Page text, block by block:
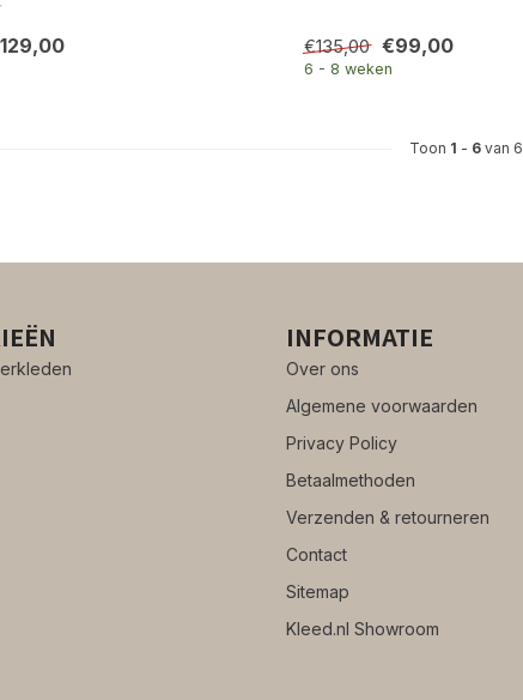
€135,00 €99,00
6 - 8 weken
Toon 1 - 6van 6
INFORMATIE
Over ons
Algemene voorwaarden
Privacy Policy
Betaalmethoden
Verzenden & retourneren
Contact
Sitemap
Kleed.nl Showroom